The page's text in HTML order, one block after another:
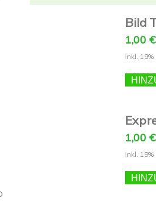
Bild
1,00 €
Inkl. 19%
1,00 €
Inkl. 19%